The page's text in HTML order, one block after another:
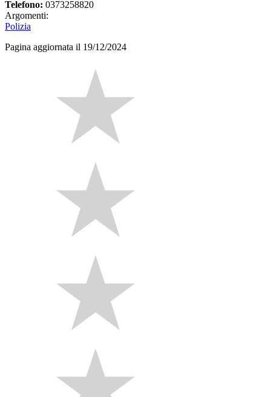
Telefono: 0373258820
Argomenti:
Polizia
Pagina aggiornata il 19/12/2024